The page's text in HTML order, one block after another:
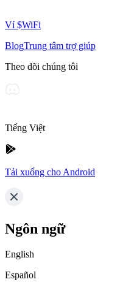
Ví $WiFi
BlogTrung tâm trợ giúp
Theo dõi chúng tôi
Tiếng Việt
Tải xuống cho Android
Ngôn ngữ
English
Español